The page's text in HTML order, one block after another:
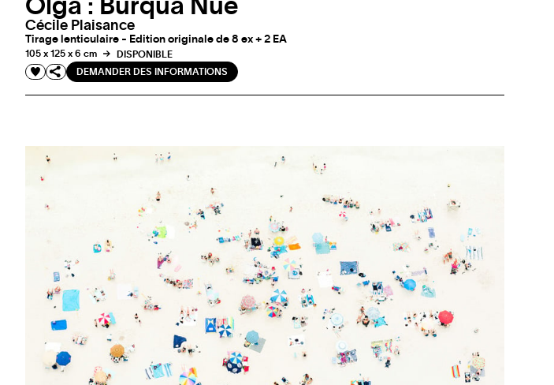
Olga : Burqua Nue
Cécile Plaisance
Tirage lenticulaire - Edition originale de 8 ex + 2 EA
105 x 125 x 6 cm
DISPONIBLE
DEMANDER DES INFORMATIONS